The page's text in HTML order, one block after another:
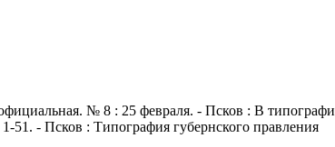
№ 8 : 25 февраля. - Псков : В
51. - Псков : Типография губернского правления